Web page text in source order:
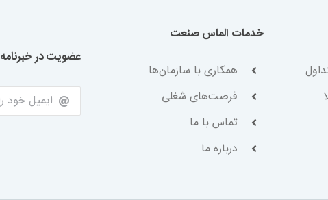
خدمات الماس صنعت
همکاری با سازمان‌ها
فرصت‌های شغلی
تماس با ما
درباره ما
عضویت در خبرنامه